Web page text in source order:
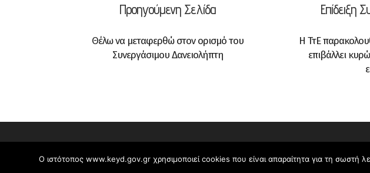
Προηγούμενη Σελίδα
Θέλω να μεταφερθώ στον ορισμό του
Συνεργάσιμου Δανειολήπτη
Επίδειξη
Η ΤτΕ
επιβάλλει
Ο ιστότοπος www.keyd.gov.gr χρησιμοποιεί cookies που είναι απαραίτητα για τη